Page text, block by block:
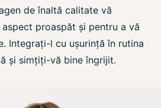
de înaltă calitate vă
proaspăt și pentru a vă
Integrați-l cu ușurință în rutina
și simțiți-vă bine îngrijit.